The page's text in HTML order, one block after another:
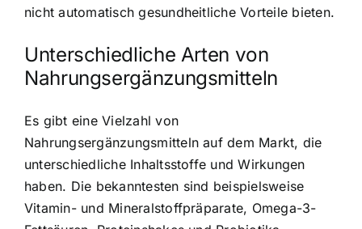
nicht automatisch gesundheitliche Vorteile bieten.
Unterschiedliche Arten von
Nahrungsergänzungsmitteln
Es gibt eine Vielzahl von
Nahrungsergänzungsmitteln auf dem Markt, die
unterschiedliche Inhaltsstoffe und Wirkungen
haben. Die bekanntesten sind beispielsweise
Vitamin- und Mineralstoffpräparate, Omega-3-